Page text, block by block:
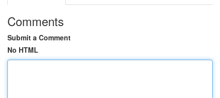
Comments
Submit a Comment
No HTML